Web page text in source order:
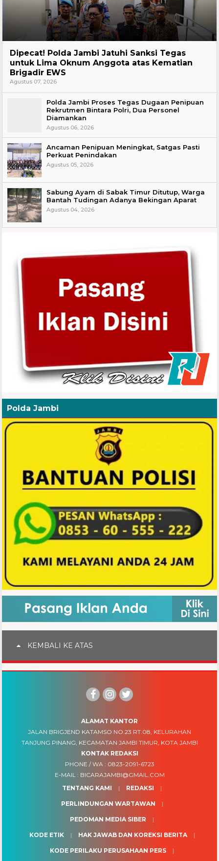
Dipecat! Polda Jambi Jatuhi Sanksi Tegas
untuk Lima Oknum Anggota atas Kematian
Brigadir EWS
Agustus 07, 2026
Polda Jambi Proses Tegas Dugaan Penipuan
Rekrutmen Bintara Polri, Dua Personel
Diamankan
Agustus 06, 2026
Ancaman Penipuan Meningkat, Satgas Pasti
Perkuat Penindakan
Agustus 05, 2026
Sabung Ayam di Sabak Timur Ditutup, Warga
Bantah Tudingan Adanya Bekingan Aparat
Agustus 04, 2026
Polda Jambi
KEMBALI KE ATAS
ALAMAT KANTOR
JALAN BRIGJEND KATAMSO NO.23 RT.08, KELURAHAN
TANJUNG PINANG, KECAMATAN JAMBI TIMUR, KOTA JAMBI
KONTAK REDAKSI
PHONE / WA : 0823-2091-6723
E-MAIL : BICARAJAMBI@GMAIL.COM
TENTANG KAMI
REDAKSI
PERLINDUNGAN WARTAWAN
PEDOMAN MEDIA SIBER
KODE ETIK HAK JAWAB DAN KOREKSI BERITA
KODE PERILAKU PERUSAHAAN PERS